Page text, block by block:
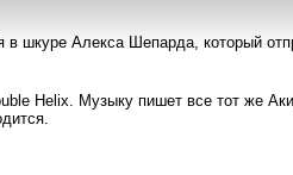
в шкуре Алекса Шепарда, который
Helix. Музыку пишет все тот же